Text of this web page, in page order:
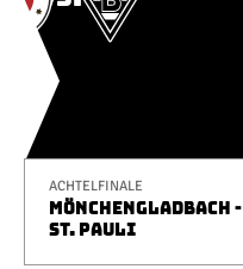
ACHTELFINALE
MÖNCHENGLADBACH -
ST. PAULI